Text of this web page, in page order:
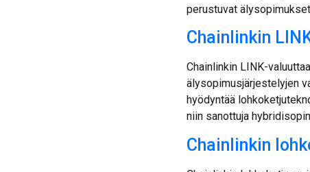
perustuvat
Chainlinkin
Chainlinkin LINK-
älysopimusjärjestelyjen
hyödyntää
niin sanottuja
Chainlinkin